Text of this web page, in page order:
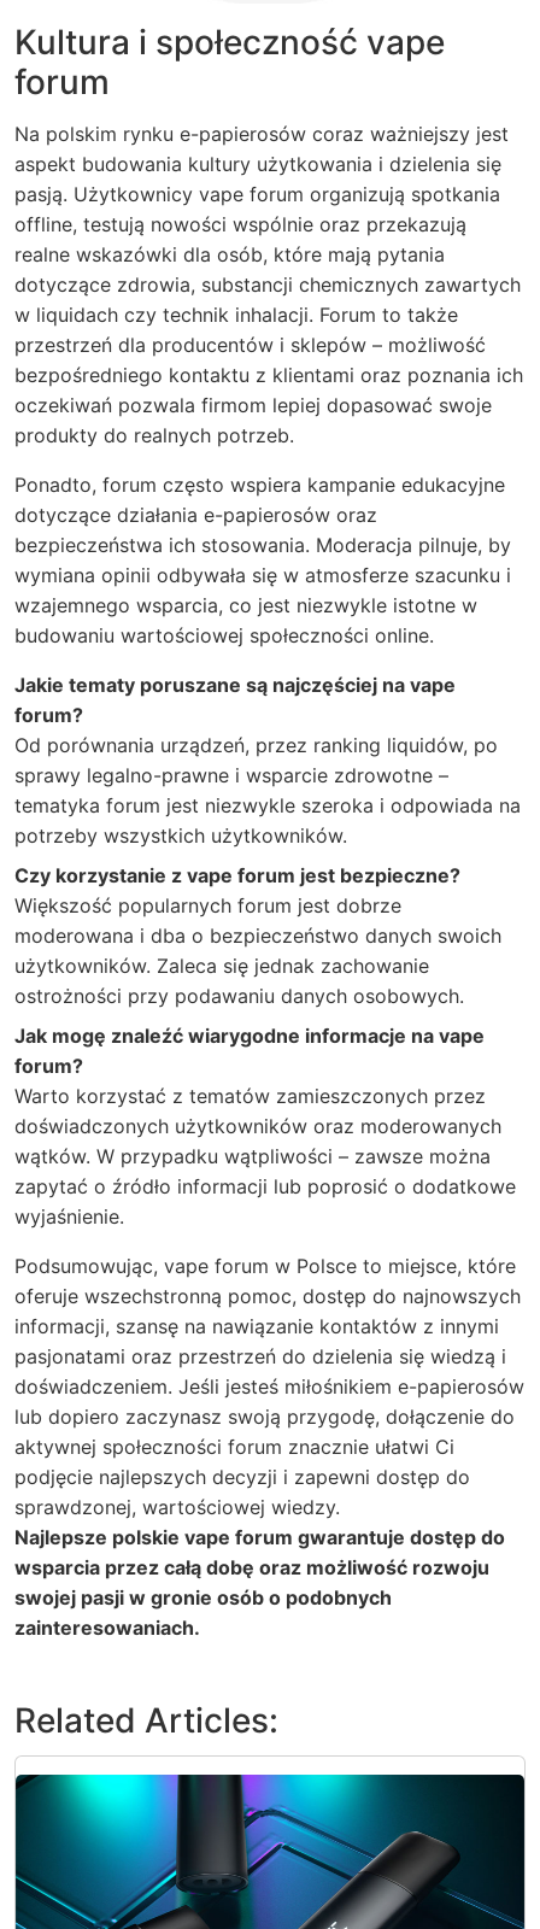
Kultura i społeczność vape
forum
Na polskim rynku e-papierosów coraz ważniejszy jest
aspekt budowania kultury użytkowania i dzielenia się
pasją. Użytkownicy vape forum organizują spotkania
offline, testują nowości wspólnie oraz przekazują
realne wskazówki dla osób, które mają pytania
dotyczące zdrowia, substancji chemicznych zawartych
w liquidach czy technik inhalacji. Forum to także
przestrzeń dla producentów i sklepów – możliwość
bezpośredniego kontaktu z klientami oraz poznania ich
oczekiwań pozwala firmom lepiej dopasować swoje
produkty do realnych potrzeb.
Ponadto, forum często wspiera kampanie edukacyjne
dotyczące działania e-papierosów oraz
bezpieczeństwa ich stosowania. Moderacja pilnuje, by
wymiana opinii odbywała się w atmosferze szacunku i
wzajemnego wsparcia, co jest niezwykle istotne w
budowaniu wartościowej społeczności online.
Jakie tematy poruszane są najczęściej na vape
forum?
Od porównania urządzeń, przez ranking liquidów, po
sprawy legalno-prawne i wsparcie zdrowotne –
tematyka forum jest niezwykle szeroka i odpowiada na
potrzeby wszystkich użytkowników.
Czy korzystanie z vape forum jest bezpieczne?
Większość popularnych forum jest dobrze
moderowana i dba o bezpieczeństwo danych swoich
użytkowników. Zaleca się jednak zachowanie
ostrożności przy podawaniu danych osobowych.
Jak mogę znaleźć wiarygodne informacje na vape
forum?
Warto korzystać z tematów zamieszczonych przez
doświadczonych użytkowników oraz moderowanych
wątków. W przypadku wątpliwości – zawsze można
zapytać o źródło informacji lub poprosić o dodatkowe
wyjaśnienie.
Podsumowując, vape forum w Polsce to miejsce, które
oferuje wszechstronną pomoc, dostęp do najnowszych
informacji, szansę na nawiązanie kontaktów z innymi
pasjonatami oraz przestrzeń do dzielenia się wiedzą i
doświadczeniem. Jeśli jesteś miłośnikiem e-papierosów
lub dopiero zaczynasz swoją przygodę, dołączenie do
aktywnej społeczności forum znacznie ułatwi Ci
podjęcie najlepszych decyzji i zapewni dostęp do
sprawdzonej, wartościowej wiedzy.
Najlepsze polskie vape forum gwarantuje dostęp do
wsparcia przez całą dobę oraz możliwość rozwoju
swojej pasji w gronie osób o podobnych
zainteresowaniach.
Related Articles: